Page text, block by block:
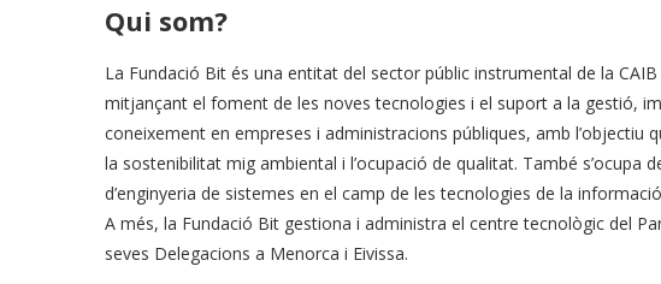
Qui som?
La Fundació Bit és una entitat del sector públic instrumental de la CAIB
mitjançant el foment de les noves tecnologies i el suport a la gestió,
coneixement en empreses i administracions públiques, amb l’objectiu
la sostenibilitat mig ambiental i l’ocupació de qualitat. També s’ocupa
d’enginyeria de sistemes en el camp de les tecnologies de la
A més, la Fundació Bit gestiona i administra el centre tecnològic del
seves Delegacions a Menorca i Eivissa.